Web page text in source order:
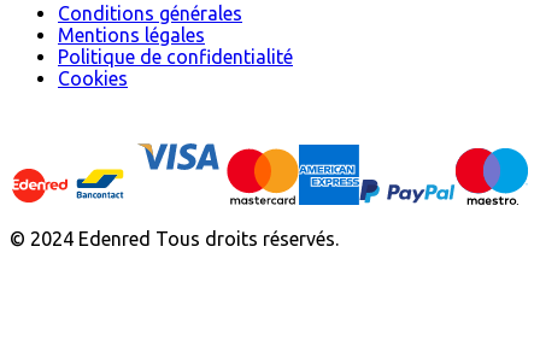
Conditions générales
Mentions légales
Politique de confidentialité
Cookies
© 2024 Edenred Tous droits réservés.